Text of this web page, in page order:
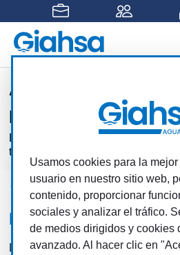
Saltar al contenido principal
Atención
para cada usuario
Los clientes, los usuarios, son el
todas nuestras acciones
Giahsa Clientes Pobreza Energética
Pobreza Energética
La Declaración de Pobreza
Usamos cookies para la
usuario en nuestro sitio web,
contenido, proporcionar
sociales y analizar el tráfico.
de medios dirigidos y cookies
avanzado. Al hacer clic en